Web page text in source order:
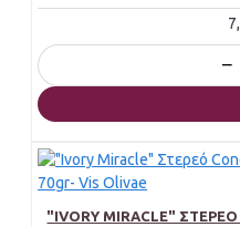
−
"IVORY MIRACLE"